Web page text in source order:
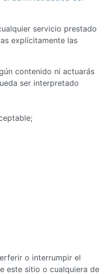
servicio prestado
explícitamente las
contenido ni actuarás
ser interpretado
o interrumpir el
este sitio o cualquiera de